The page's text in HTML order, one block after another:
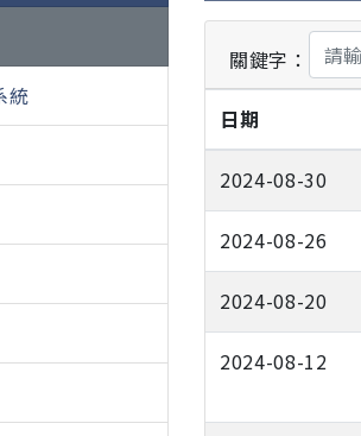
統
關鍵字：
日期
2024-08-30
2024-08-26
2024-08-20
2024-08-12